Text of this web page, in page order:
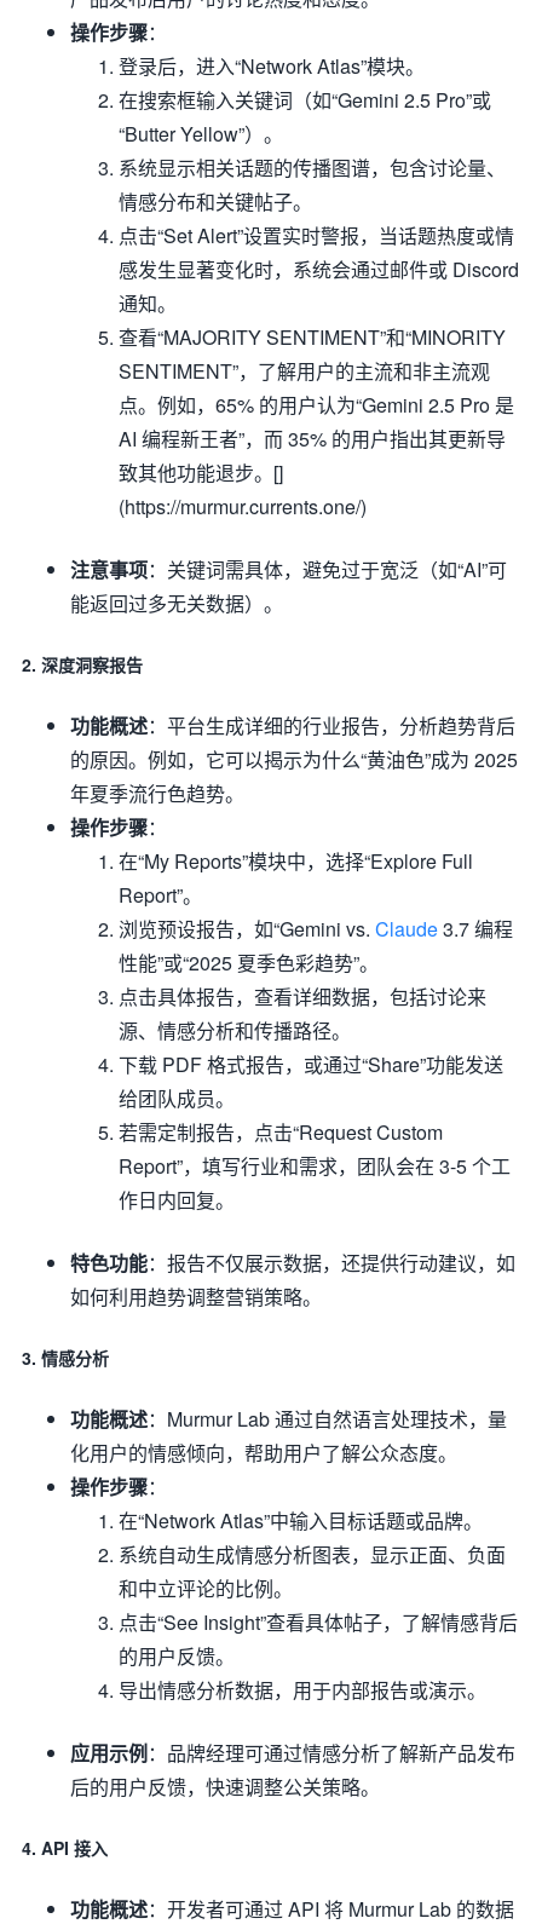
操作步骤：
登录后，进入“Network Atlas”模块。
在搜索框输入关键词（如“Gemini 2.5 Pro”或
“Butter Yellow”）。
系统显示相关话题的传播图谱，包含讨论量、
情感分布和关键帖子。
点击“Set Alert”设置实时警报，当话题热度或情
感发生显著变化时，系统会通过邮件或 Discord
通知。
查看“MAJORITY SENTIMENT”和“MINORITY
SENTIMENT”，了解用户的主流和非主流观
点。例如，65% 的用户认为“Gemini 2.5 Pro 是
AI 编程新王者”，而 35% 的用户指出其更新导
致其他功能退步。[]
(https://murmur.currents.one/)
注意事项：关键词需具体，避免过于宽泛（如“AI”可
能返回过多无关数据）。
2. 深度洞察报告
功能概述：平台生成详细的行业报告，分析趋势背后
的原因。例如，它可以揭示为什么“黄油色”成为 2025
年夏季流行色趋势。
操作步骤：
在“My Reports”模块中，选择“Explore Full
Report”。
浏览预设报告，如“Gemini vs. Claude3.7 编程
性能”或“2025 夏季色彩趋势”。
点击具体报告，查看详细数据，包括讨论来
源、情感分析和传播路径。
下载 PDF 格式报告，或通过“Share”功能发送
给团队成员。
若需定制报告，点击“Request Custom
Report”，填写行业和需求，团队会在 3-5 个工
作日内回复。
特色功能：报告不仅展示数据，还提供行动建议，如
如何利用趋势调整营销策略。
3. 情感分析
功能概述：Murmur Lab 通过自然语言处理技术，量
化用户的情感倾向，帮助用户了解公众态度。
操作步骤：
在“Network Atlas”中输入目标话题或品牌。
系统自动生成情感分析图表，显示正面、负面
和中立评论的比例。
点击“See Insight”查看具体帖子，了解情感背后
的用户反馈。
导出情感分析数据，用于内部报告或演示。
应用示例：品牌经理可通过情感分析了解新产品发布
后的用户反馈，快速调整公关策略。
4. API 接入
功能概述：开发者可通过 API 将 Murmur Lab 的数据